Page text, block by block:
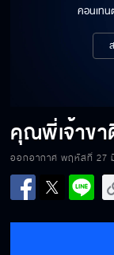
คอนเทน
คุณพี่เจ้าขา
ออกอากาศ พฤหัสที่ 27